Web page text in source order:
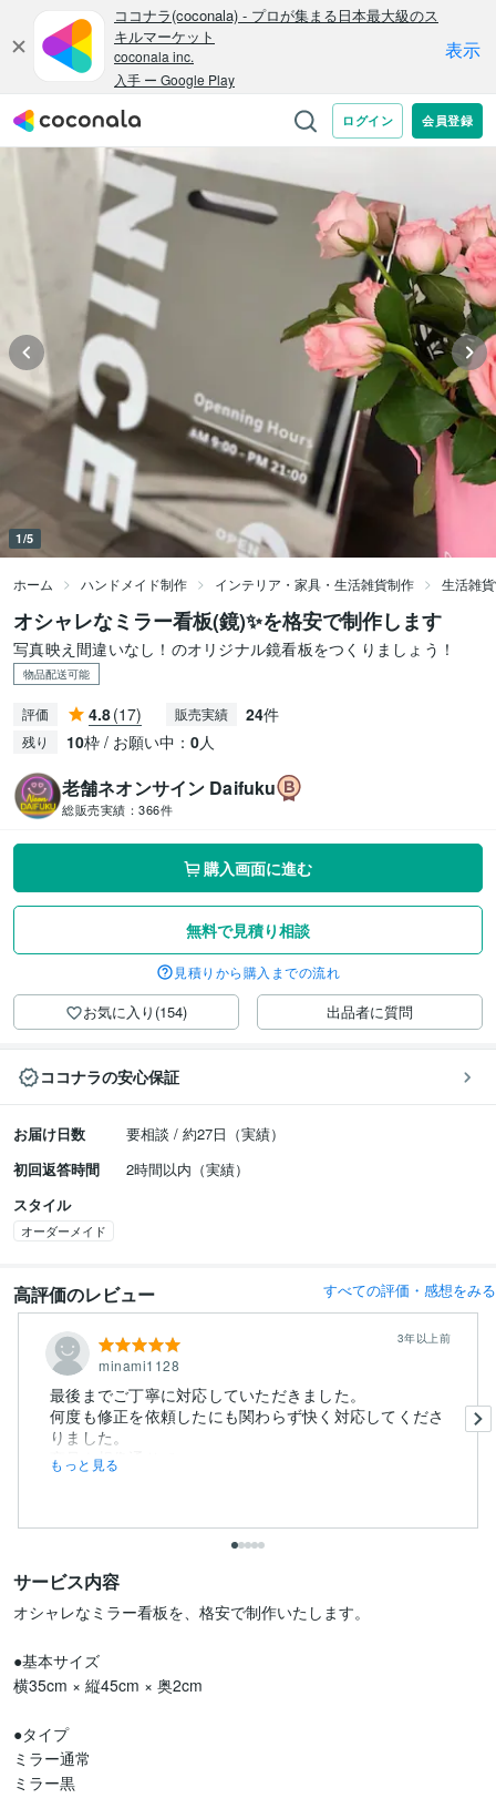
1/5
ホーム ハンドメイド制作 インテリア・家具・生活雑貨制作 生活雑
オシャレなミラー看板(鏡)✨を格安で制作します
写真映え間違いなし！のオリジナル鏡看板をつくりましょう！
物品配送可能
評価 4.8(17) 販売実績 24件
残り 10枠 / お願い中： 0人
老舗ネオンサイン Daifuku
総販売実績： 366件
購入画面に進む
無料で見積り相談
見積りから購入までの流れ
お気に入り(154) 出品者に質問
ココナラの安心保証
お届け日数
要相談 / 約27日（実績）
初回返答時間
2時間以内（実績）
スタイル
オーダーメイド
高評価のレビュー すべての評価・感想をみる
minami1128
3年以上前
最後までご丁寧に対応していただきました。
何度も修正を依頼したにも関わらず快く対応してくださ
りました。
商品も想像通りで...
もっと見る
サービス内容
オシャレなミラー看板を、格安で制作いたします。
●基本サイズ
横35cm × 縦45cm × 奥2cm
●タイプ
ミラー通常
ミラー黒